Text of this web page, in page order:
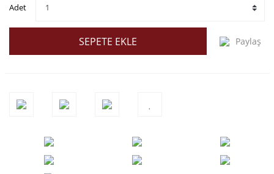
Adet
SEPETE EKLE Paylaş